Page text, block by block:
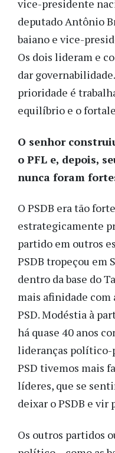
vice-presidente
deputado Antônio
baiano e vice-
Os dois lideram e
dar
prioridade é
equilíbrio e o
O senhor
o PFL e, depois,
nunca foram
O PSDB era tão
estrategicamente
partido em outros
PSDB tropeçou em
dentro da base do
mais afinidade com
PSD. Modéstia à
há quase 40 anos
lideranças político-
PSD tivemos mais
líderes, que se
deixar o PSDB e vir
Os outros partidos